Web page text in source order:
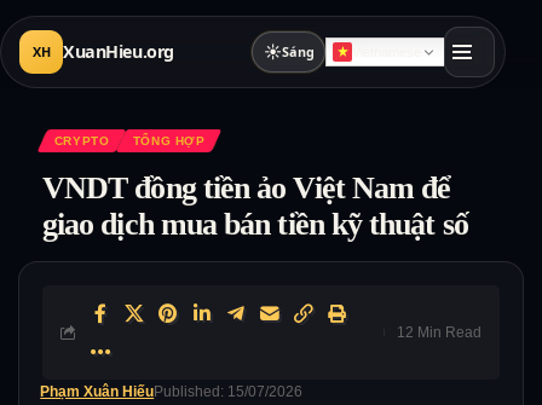
XH XuanHieu.org ☀Sáng
CRYPTO TỔNG HỢP
VNDT đồng tiền ảo Việt Nam để
giao dịch mua bán tiền kỹ thuật số
Phạm Xuân HiếuPublished: 15/07/2026
12 Min Read